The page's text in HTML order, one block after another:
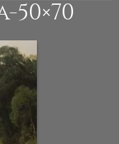
50×70